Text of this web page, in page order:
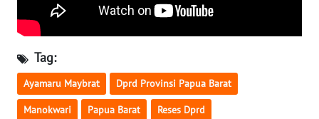
Tag:
Ayamaru Maybrat Dprd Provinsi Papua Barat
Manokwari Papua Barat Reses Dprd
WN
SULBAR
WN
BABEL